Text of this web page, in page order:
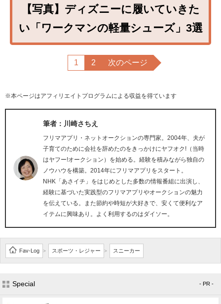
【写真】ディズニーに履いていきた
い「ワークマンの軽量シューズ」3選
1 2 次のページ
※本ページはアフィリエイトプログラムによる収益を得ています
筆者：川崎さちえ
フリマアプリ・ネットオークションの専門家。2004年、夫が
子育てのために会社を辞めたのをきっかけにヤフオク!（当時
はヤフー!オークション）を始める。経験を積みながら独自の
ノウハウを構築。2014年にフリマアプリをスタート。
NHK「あさイチ」をはじめとした多数の情報番組に出演し、
経験に基づいた実践型のフリマアプリやオークションの魅力
を伝えている。また節約や時短が大好きで、安くて便利なア
イテムに興味あり。よく利用するのはダイソー。
Fav-Log > スポーツ・レジャー > スニーカー
Special - PR -